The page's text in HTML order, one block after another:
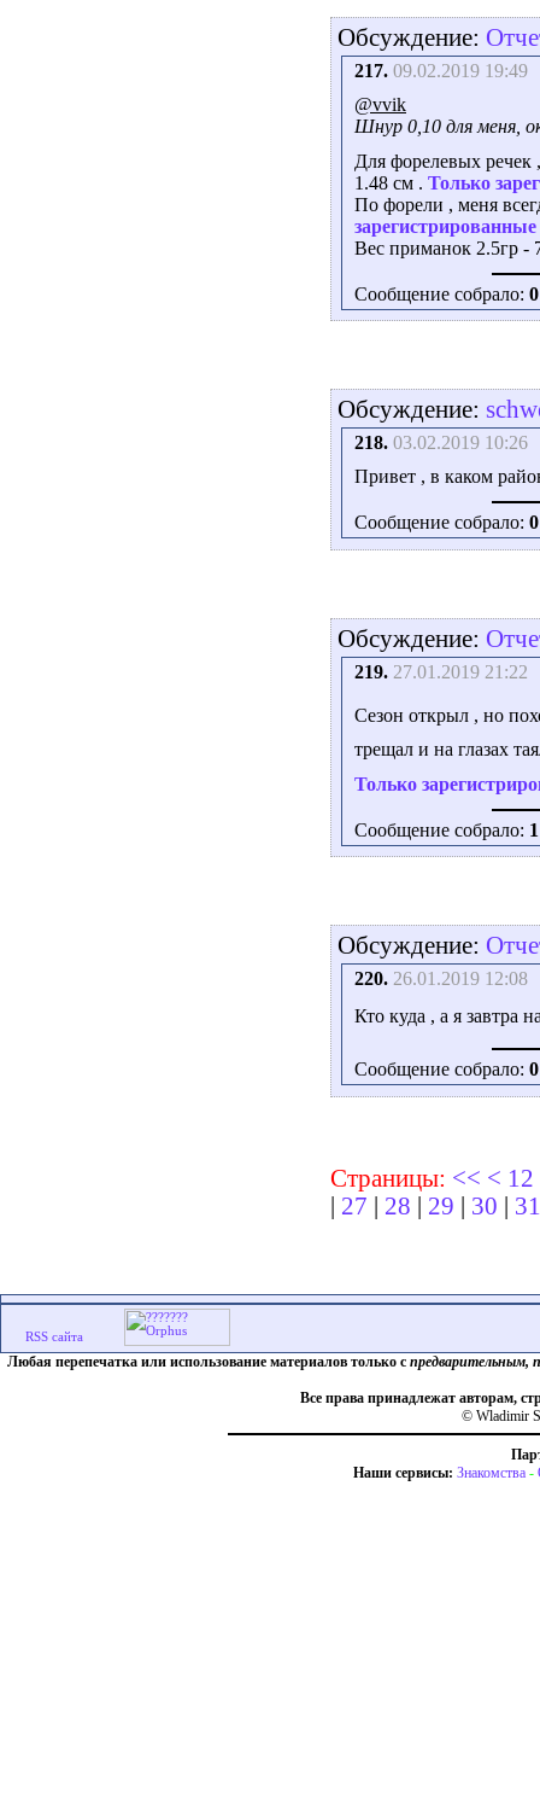
Обсуждение:
217. 09.02.2019 19:49
@vvik
Шнур 0,10 для меня,
Для форелевых речек
1.48 см . Только
По форели , меня
Вес приманок 2.5гр -
Сообщение собрало: 0
Обсуждение:
218. 03.02.2019 10:26
Привет , в каком
Сообщение собрало: 0
Обсуждение:
219. 27.01.2019 21:22
Сезон открыл , но
трещал и на глазах
Только
Сообщение собрало: 1
Обсуждение:
220. 26.01.2019 12:08
Кто куда , а я завтра
Сообщение собрало: 0
Страницы: << < 12
27 28 29 30 31
Любая перепечатка или использование материалов только с предварительным,
Все права принадлежат авторам,
© Wladimir
Наши сервисы: Знакомства -